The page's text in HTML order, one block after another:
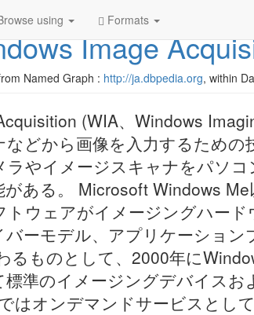
using Formats
Image
Named Graph : http://ja.dbpedia.org, within
(WIA、Windows
どから画像を入力するため
ラやイメージスキャナをパソ
ある。 Microsoft Windows
トウェアがイメージングハー
ーモデル、アプリケーショ
るものとして、2000年に
準のイメージングデバイスお
はオンデマンドサービスとし